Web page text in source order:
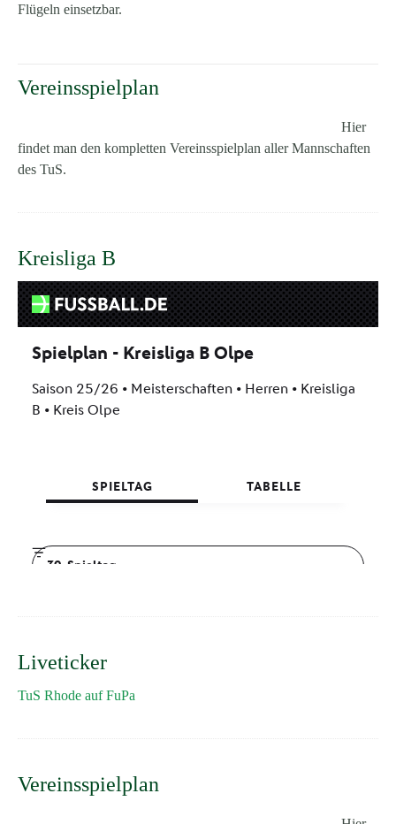
Flügeln einsetzbar.
Vereinsspielplan
Hier
findet man den kompletten Vereinsspielplan aller Mannschaften
des TuS.
Kreisliga B
Liveticker
TuS Rhode auf FuPa
Vereinsspielplan